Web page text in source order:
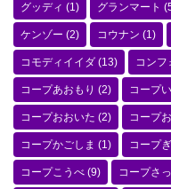
グッディ (1) グランマート
ケンゾー (2) コウナン (1)
コモディイイダ (13) コンフ
コープあおもり (2) コープ
コープおおいた (2) コープ
コープかごしま (1) コープ
コープこうべ (9) コープさ